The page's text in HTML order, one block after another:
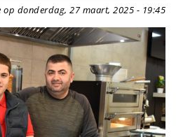
donderdag, 27 maart, 2025 - 19:45